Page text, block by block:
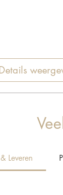
Leveren